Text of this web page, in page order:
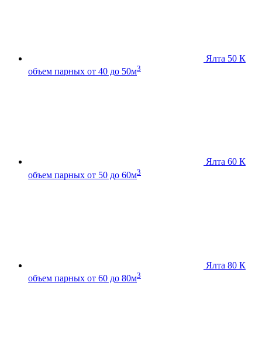
Ялта 50 К
объем парных от 40 до 50м3
Ялта 60 К
объем парных от 50 до 60м3
Ялта 80 К
объем парных от 60 до 80м3